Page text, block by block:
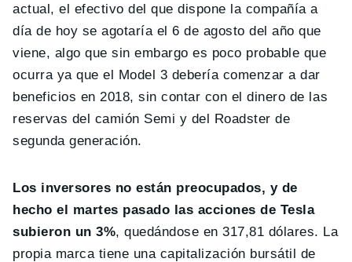
actual, el efectivo del que dispone la compañía a
día de hoy se agotaría el 6 de agosto del año que
viene, algo que sin embargo es poco probable que
ocurra ya que el Model 3 debería comenzar a dar
beneficios en 2018, sin contar con el dinero de las
reservas del camión Semi y del Roadster de
segunda generación.
Los inversores no están preocupados, y de
hecho el martes pasado las acciones de Tesla
subieron un 3%, quedándose en 317,81 dólares. La
propia marca tiene una capitalización bursátil de